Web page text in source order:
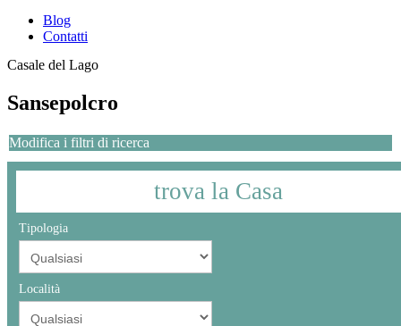
Blog
Contatti
Casale del Lago
Sansepolcro
Modifica i filtri di ricerca
trova la Casa
Tipologia
Località